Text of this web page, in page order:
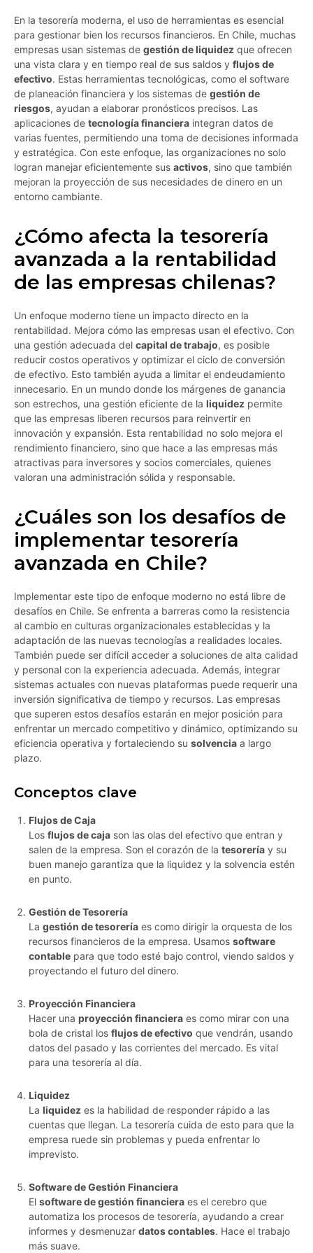
En la tesorería moderna, el uso de herramientas es esencial
para gestionar bien los recursos financieros. En Chile, muchas
empresas usan sistemas de gestión de liquidez que ofrecen
una vista clara y en tiempo real de sus saldos y flujos de
efectivo. Estas herramientas tecnológicas, como el software
de planeación financiera y los sistemas de gestión de
riesgos, ayudan a elaborar pronósticos precisos. Las
aplicaciones de tecnología financiera integran datos de
varias fuentes, permitiendo una toma de decisiones informada
y estratégica. Con este enfoque, las organizaciones no solo
logran manejar eficientemente sus activos, sino que también
mejoran la proyección de sus necesidades de dinero en un
entorno cambiante.
¿Cómo afecta la tesorería
avanzada a la rentabilidad
de las empresas chilenas?
Un enfoque moderno tiene un impacto directo en la
rentabilidad. Mejora cómo las empresas usan el efectivo. Con
una gestión adecuada del capital de trabajo, es posible
reducir costos operativos y optimizar el ciclo de conversión
de efectivo. Esto también ayuda a limitar el endeudamiento
innecesario. En un mundo donde los márgenes de ganancia
son estrechos, una gestión eficiente de la liquidez permite
que las empresas liberen recursos para reinvertir en
innovación y expansión. Esta rentabilidad no solo mejora el
rendimiento financiero, sino que hace a las empresas más
atractivas para inversores y socios comerciales, quienes
valoran una administración sólida y responsable.
¿Cuáles son los desafíos de
implementar tesorería
avanzada en Chile?
Implementar este tipo de enfoque moderno no está libre de
desafíos en Chile. Se enfrenta a barreras como la resistencia
al cambio en culturas organizacionales establecidas y la
adaptación de las nuevas tecnologías a realidades locales.
También puede ser difícil acceder a soluciones de alta calidad
y personal con la experiencia adecuada. Además, integrar
sistemas actuales con nuevas plataformas puede requerir una
inversión significativa de tiempo y recursos. Las empresas
que superen estos desafíos estarán en mejor posición para
enfrentar un mercado competitivo y dinámico, optimizando su
eficiencia operativa y fortaleciendo su solvencia a largo
plazo.
Conceptos clave
Flujos de Caja
Los flujos de caja son las olas del efectivo que entran y
salen de la empresa. Son el corazón de la tesorería y su
buen manejo garantiza que la liquidez y la solvencia estén
en punto.
Gestión de Tesorería
La gestión de tesorería es como dirigir la orquesta de los
recursos financieros de la empresa. Usamos software
contable para que todo esté bajo control, viendo saldos y
proyectando el futuro del dinero.
Proyección Financiera
Hacer una proyección financiera es como mirar con una
bola de cristal los flujos de efectivo que vendrán, usando
datos del pasado y las corrientes del mercado. Es vital
para una tesorería al día.
Liquidez
La liquidez es la habilidad de responder rápido a las
cuentas que llegan. La tesorería cuida de esto para que la
empresa ruede sin problemas y pueda enfrentar lo
imprevisto.
Software de Gestión Financiera
El software de gestión financiera es el cerebro que
automatiza los procesos de tesorería, ayudando a crear
informes y desmenuzar datos contables. Hace el trabajo
más suave.